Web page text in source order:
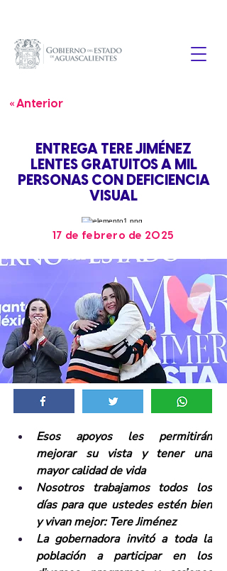
« Anterior
ENTREGA TERE JIMÉNEZ
LENTES GRATUITOS A MIL
PERSONAS CON DEFICIENCIA
VISUAL
17 de febrero de 2025
Esos apoyos les permitirán
mejorar su vista y tener una
mayor calidad de vida
Nosotros trabajamos todos los
días para que ustedes estén bien
y vivan mejor: Tere Jiménez
La gobernadora invitó a toda la
población a participar en los